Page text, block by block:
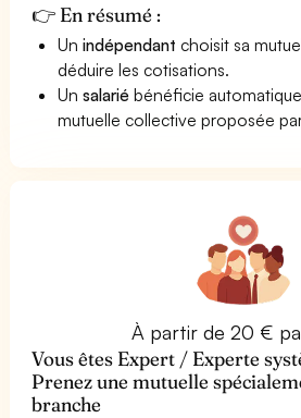
👉 En résumé :
Unindépendant choisit sa
déduire les cotisations.
Unsalarié bénéficie
mutuelle collective proposée
À partir de 20 €
Vous êtes Expert / Experte
Prenez une mutuelle
branche